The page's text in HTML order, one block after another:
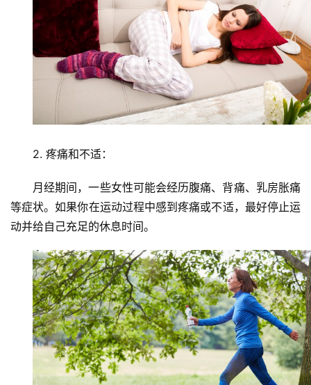
2. 疼痛和不适：
月经期间，一些女性可能会经历腹痛、背痛、乳房胀痛
等症状。如果你在运动过程中感到疼痛或不适，最好停止运
动并给自己充足的休息时间。